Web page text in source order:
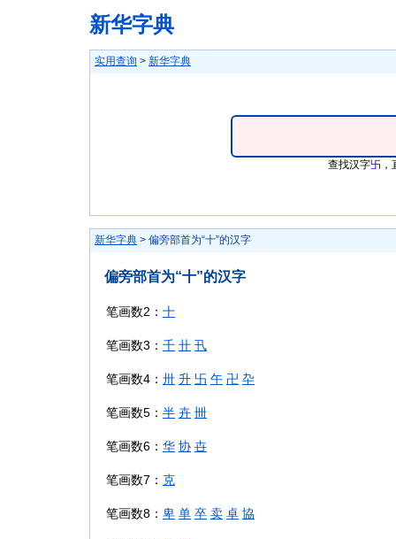
新华字典
实用查询 > 新华字典
查找汉字卐
新华字典 > 偏旁部首为“十”的汉字
偏旁部首为“十”的汉字
笔画数2： 十
笔画数3： 千 卄 卂
笔画数4： 卅 升 卐 午 卍 卆
笔画数5： 半 卉 卌
笔画数6： 华 协 卋
笔画数7： 克
笔画数8： 卑 单 卒 卖 卓 協